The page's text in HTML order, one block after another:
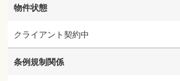
物件状態
クライアント契約中
条例規制関係